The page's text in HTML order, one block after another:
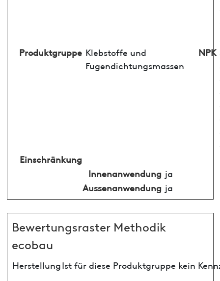
Produktgruppe Klebstoffe und
Fugendichtungsmassen
NPK
Einschränkung
Innenanwendung ja
Aussenanwendung ja
Bewertungsraster Methodik
ecobau
HerstellungIst für diese Produktgruppe kein